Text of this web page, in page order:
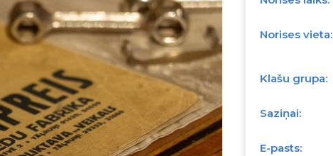
Norises vieta:
Klašu grupa:
Saziņai:
E-pasts: